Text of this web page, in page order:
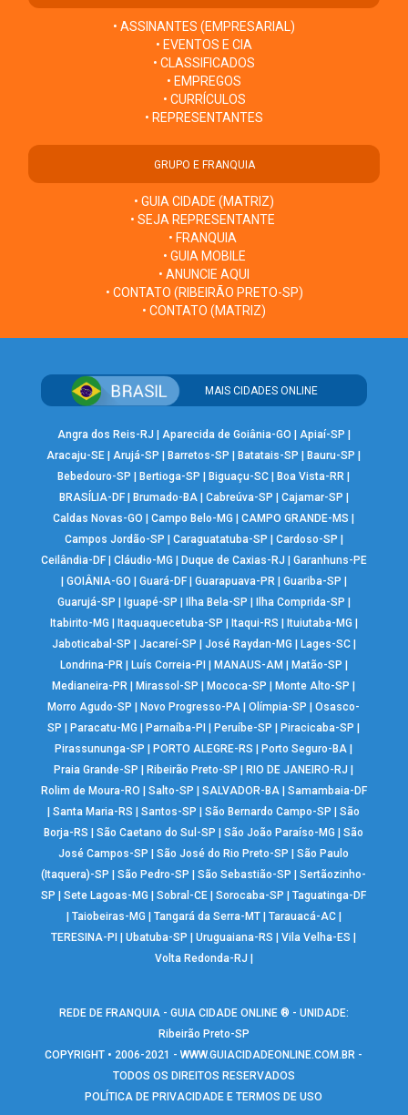
• ASSINANTES (EMPRESARIAL)
• EVENTOS E CIA
• CLASSIFICADOS
• EMPREGOS
• CURRÍCULOS
• REPRESENTANTES
GRUPO E FRANQUIA
• GUIA CIDADE (MATRIZ)
• SEJA REPRESENTANTE
• FRANQUIA
• GUIA MOBILE
• ANUNCIE AQUI
• CONTATO (RIBEIRÃO PRETO-SP)
• CONTATO (MATRIZ)
MAIS CIDADES ONLINE
Angra dos Reis-RJ Aparecida de Goiânia-GO Apiaí-SP
Aracaju-SE |Arujá-SP Barretos-SP Batatais-SP Bauru-SP
Bebedouro-SP
Bertioga-SP Biguaçu-SC Boa Vista-RR
BRASÍLIA-DF| Brumado-BA| Cabreúva-SP Cajamar-SP
Caldas Novas-GO
|Campo Belo-MG |CAMPO GRANDE-MS
Campos Jordão-SP
Caraguatatuba-SP Cardoso-SP
Ceilândia-DF| Cláudio-MG Duque de Caxias-RJ
Garanhuns-PE
GOIÂNIA-GO Guará-DF| Guarapuava-PR| Guariba-SP
Guarujá-SP
Iguapé-SP Ilha Bela-SP Ilha Comprida-SP
Itabirito-MG
Itaquaquecetuba-SP Itaqui-RS Ituiutaba-MG
Jaboticabal-SP
Jacareí-SP José Raydan-MG Lages-SC|
Londrina-PR| Luís Correia-PI MANAUS-AM Matão-SP
Medianeira-PR
Mirassol-SP Mococa-SP Monte Alto-SP
Morro Agudo-SP
Novo Progresso-PA |Olímpia-SP |Osasco-
SP
Paracatu-MG Parnaíba-PI Peruíbe-SP Piracicaba-SP
Pirassununga-SP
PORTO ALEGRE-RS Porto Seguro-BA
Praia Grande-SP
Ribeirão Preto-SP RIO DE JANEIRO-RJ
Rolim de Moura-RO
Salto-SP SALVADOR-BA| Samambaia-DF
|Santa Maria-RS |Santos-SP |São Bernardo Campo-SP |São
Borja-RS
|São Caetano do Sul-SP |São João Paraíso-MG |São
José Campos-SP
|São José do Rio Preto-SP |São Paulo
(Itaquera)-SP
|São Pedro-SP |São Sebastião-SP |Sertãozinho-
SP
|Sete Lagoas-MG |Sobral-CE |Sorocaba-SP |Taguatinga-DF
Taiobeiras-MG Tangará da Serra-MT| Tarauacá-AC|
TERESINA-PI
|Ubatuba-SP |Uruguaiana-RS |Vila Velha-ES
Volta Redonda-RJ
REDE DE FRANQUIA - GUIA CIDADE ONLINE ® - UNIDADE:
Ribeirão Preto-SP
COPYRIGHT • 2006-2021 -WWW.GUIACIDADEONLINE.COM.BR -
TODOS OS DIREITOS RESERVADOS
POLÍTICA DE PRIVACIDADE E TERMOS DE USO